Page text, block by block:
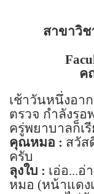
สาขาวิช
ค
เช้าวันหนึ่งอา
ตรวจ กำลังร
ครู่พยาบาลก็เ
คุณหมอ : สวัส
ครับ
ลุงใบ : เอ่อ...
หมอ (หน้าแดง